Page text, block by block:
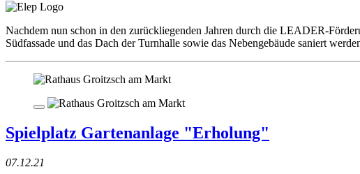
Nachdem nun schon in den zurückliegenden Jahren durch die LEADER-
Südfassade und das Dach der Turnhalle sowie das Nebengebäude saniert
Spielplatz Gartenanlage "Erholung"
07.12.21